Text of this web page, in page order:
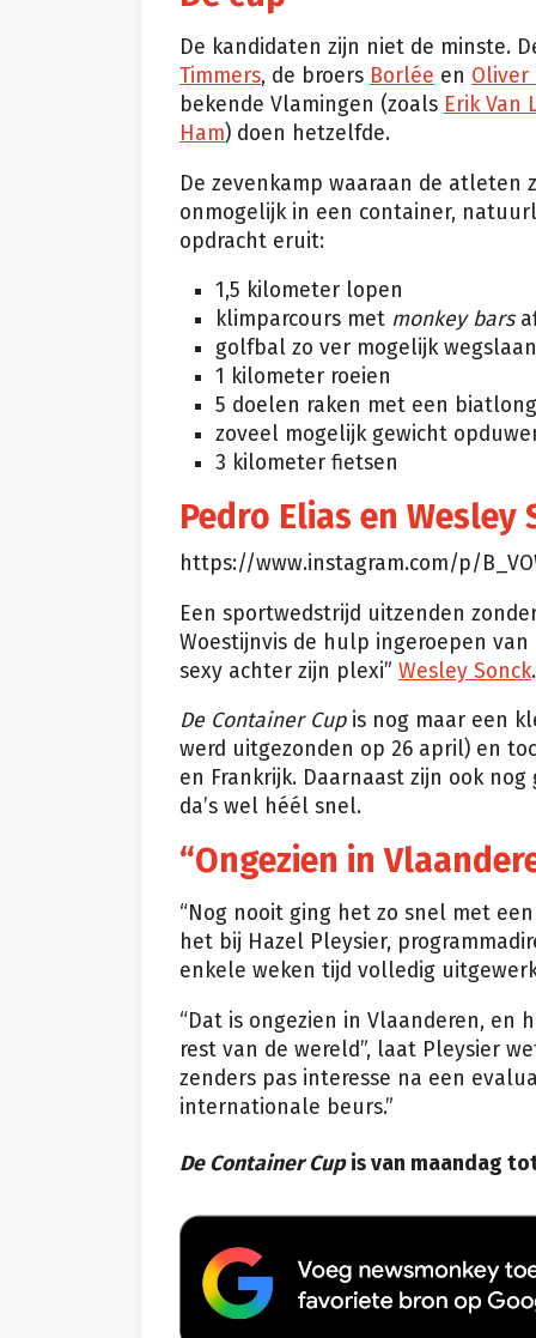
De kandidaten zijn niet de minste.
Timmers, de broers Borlée en Oliver
bekende Vlamingen (zoals Erik Van
Ham) doen hetzelfde.
De zevenkamp waaraan de atleten
onmogelijk in een container,
opdracht eruit:
1,5 kilometer lopen
klimparcours met monkey bars
golfbal zo ver mogelijk wegslaan
1 kilometer roeien
5 doelen raken met een
zoveel mogelijk gewicht
3 kilometer fietsen
Pedro Elias en Wesley
https://www.instagram.com/p/
Een sportwedstrijd uitzenden
Woestijnvis de hulp ingeroepen
sexy achter zijn plexi” Wesley Sonck.
De Container Cup is nog maar een
werd uitgezonden op 26 april) en
en Frankrijk. Daarnaast zijn ook
da’s wel héél snel.
“Ongezien in
“Nog nooit ging het zo snel met
het bij Hazel Pleysier,
enkele weken tijd volledig
“Dat is ongezien in Vlaanderen, en
rest van de wereld”, laat Pleysier
zenders pas interesse na een
internationale beurs.”
De Container Cupis van maandag